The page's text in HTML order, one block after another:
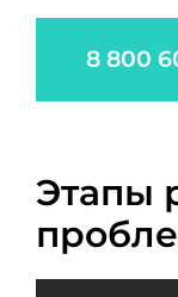
8 800
Этапы